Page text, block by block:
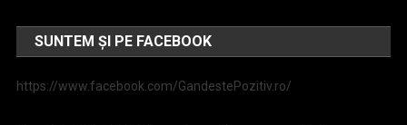
SUNTEM ȘI PE FACEBOOK
https://www.facebook.com/GandestePozitiv.ro/